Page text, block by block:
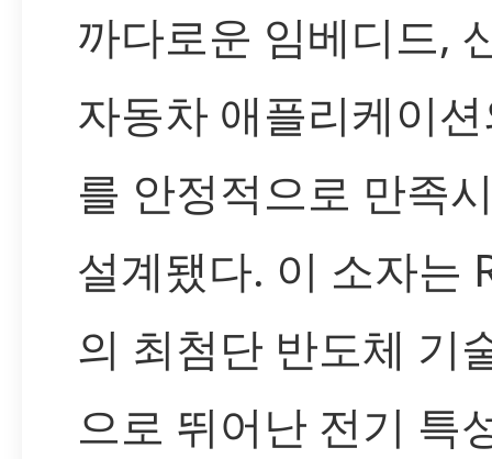
까다로운 임베디드,
자동차 애플리케이
를 안정적으로 만족
설계됐다. 이 소자는
의 최첨단 반도체 기
으로 뛰어난 전기 특